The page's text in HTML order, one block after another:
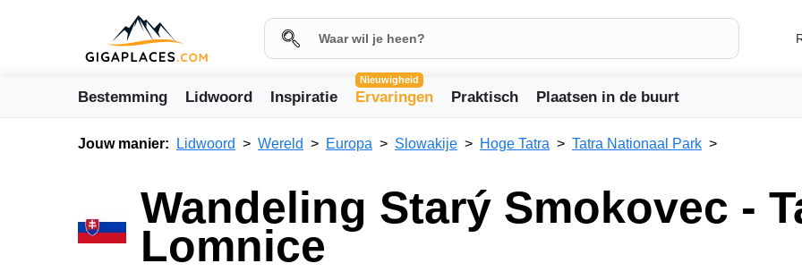
Bestemming Lidwoord Inspiratie
Nieuwigheid
Ervaringen Praktisch Plaatsen in de buurt
Jouw manier: Lidwoord Wereld Europa Slowakije Hoge Tatra Tatra Nationaal Park
Wandeling Starý Smokovec -
Lomnice